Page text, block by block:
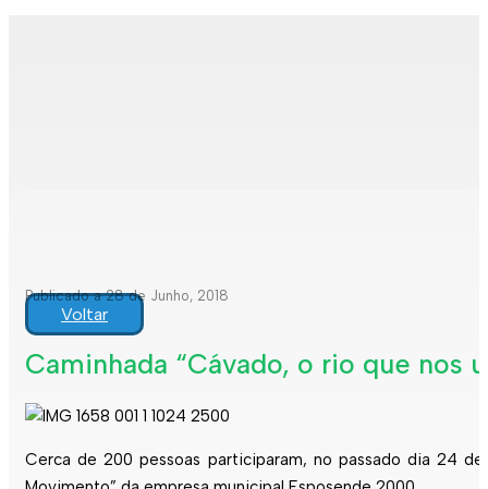
Publicado a 28 de Junho, 2018
Voltar
Caminhada “Cávado, o rio que nos
Cerca de 200 pessoas participaram, no passado dia 24